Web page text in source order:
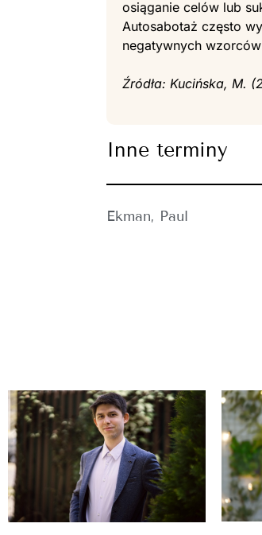
osiąganie celów lub
Autosabotaż często
negatywnych
Źródła: Kucińska, M.
Inne terminy
Ekman, Paul